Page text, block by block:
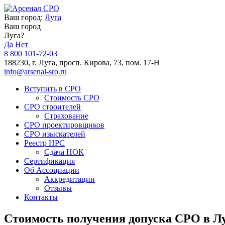
Ваш город: Луга
Ваш город
Луга?
Да Нет
8 800 101-72-03
188230, г. Луга, просп. Кирова, 73, пом. 17-Н
info@arsenal-sro.ru
Вступить в СРО
Стоимость СРО
СРО строителей
Страхование
СРО проектировщиков
СРО изыскателей
Реестр НРС
Сдача НОК
Сертификация
Об Ассоциации
Аккредитации
Отзывы
Контакты
Стоимость получения допуска СРО в